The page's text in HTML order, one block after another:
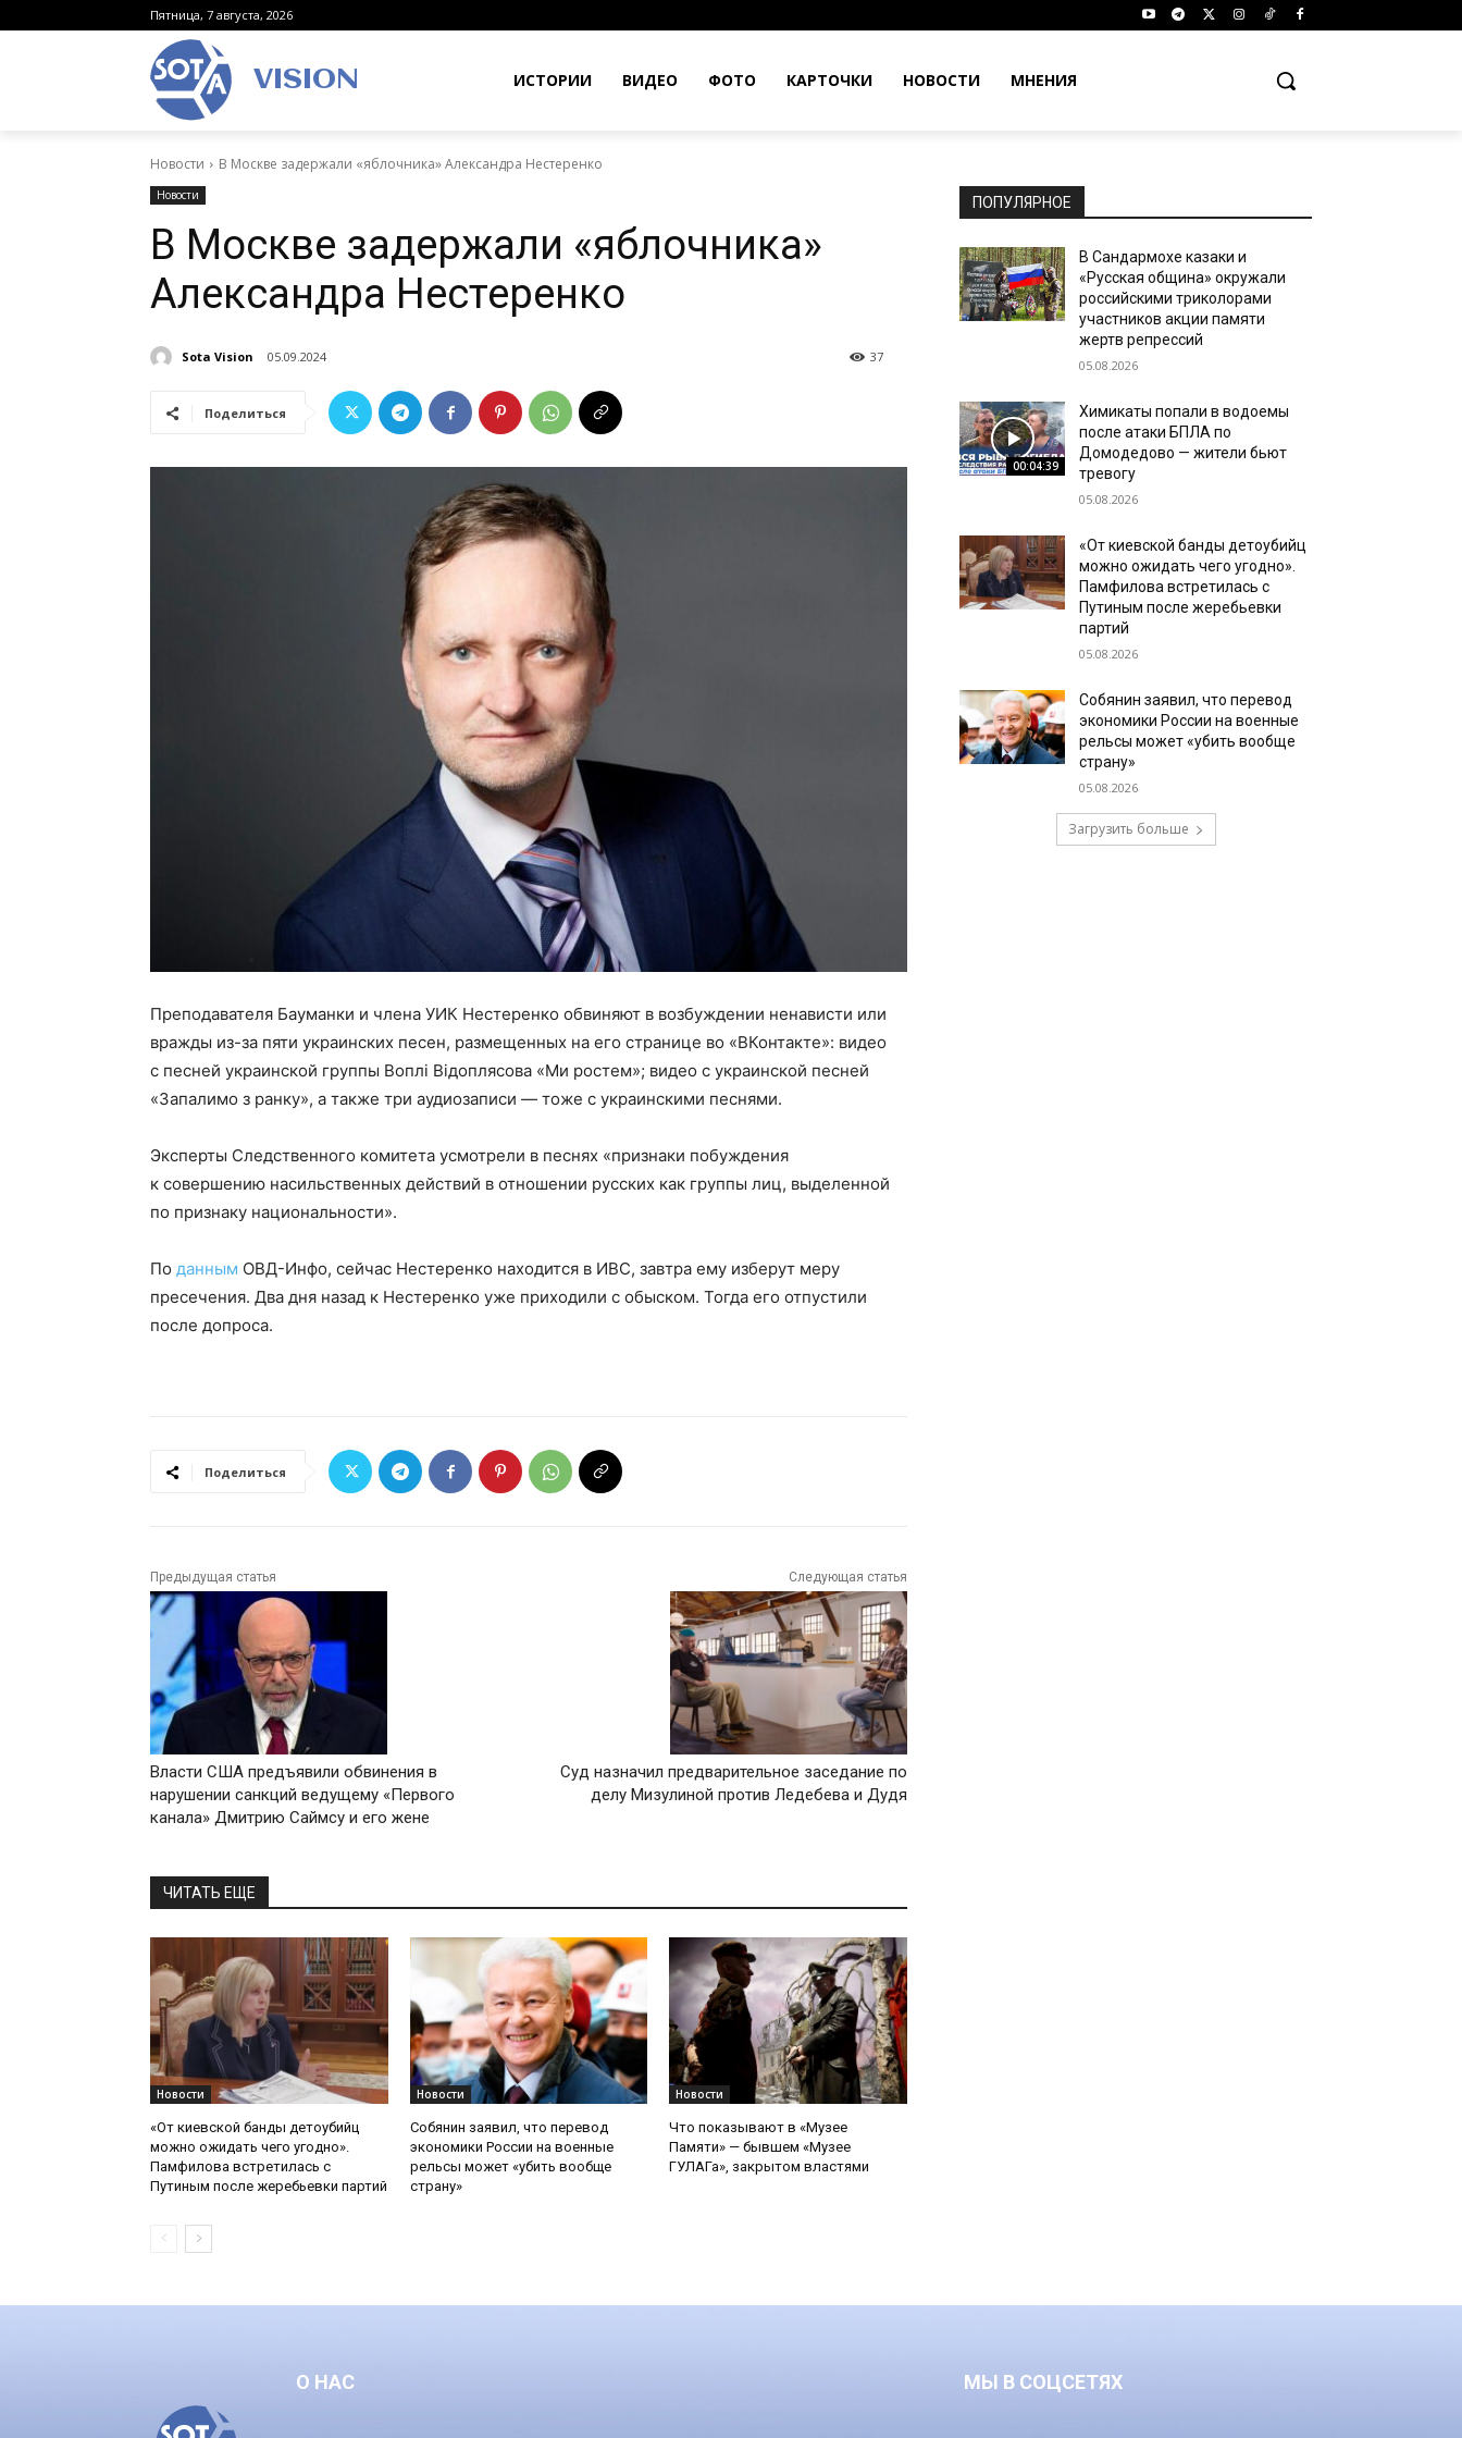
Пятница, 7 августа, 2026
VISION ИСТОРИИ ВИДЕО ФОТО КАРТОЧКИ НОВОСТИ МНЕНИЯ
Новости В Москве задержали «яблочника» Александра Нестеренко
Новости
В Москве задержали «яблочника»
Александра Нестеренко
Sota Vision 05.09.2024 37
Поделиться
Преподавателя Бауманки и члена УИК Нестеренко обвиняют в возбуждении ненависти или
вражды из-за пяти украинских песен, размещенных на его странице во «ВКонтакте»: видео
с песней украинской группы Воплі Відоплясова «Ми ростем»; видео с украинской песней
«Запалимо з ранку», а также три аудиозаписи — тоже с украинскими песнями.
Эксперты Следственного комитета усмотрели в песнях «признаки побуждения
к совершению насильственных действий в отношении русских как группы лиц, выделенной
по признаку национальности».
По данным ОВД-Инфо, сейчас Нестеренко находится в ИВС, завтра ему изберут меру
пресечения. Два дня назад к Нестеренко уже приходили с обыском. Тогда его отпустили
после допроса.
Поделиться
Предыдущая статья
Власти США предъявили обвинения в
нарушении санкций ведущему «Первого
канала» Дмитрию Саймсу и его жене
Следующая статья
Суд назначил предварительное заседание по
делу Мизулиной против Ледебева и Дудя
ЧИТАТЬ ЕЩЕ
Новости
«От киевской банды детоубийц
можно ожидать чего угодно».
Памфилова встретилась с
Путиным после жеребьевки партий
Новости
Собянин заявил, что перевод
экономики России на военные
рельсы может «убить вообще
страну»
Новости
Что показывают в «Музее
Памяти» — бывшем «Музее
ГУЛАГа», закрытом властями
ПОПУЛЯРНОЕ
В Сандармохе казаки и
«Русская община» окружали
российскими триколорами
участников акции памяти
жертв репрессий
05.08.2026
00:04:39
Химикаты попали в водоемы
после атаки БПЛА по
Домодедово — жители бьют
тревогу
05.08.2026
«От киевской банды детоубийц
можно ожидать чего угодно».
Памфилова встретилась с
Путиным после жеребьевки
партий
05.08.2026
Собянин заявил, что перевод
экономики России на военные
рельсы может «убить вообще
страну»
05.08.2026
Загрузить больше
О НАС МЫ В СОЦСЕТЯХ